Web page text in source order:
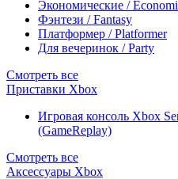
Экономические /
Фэнтези / Fantasy
Платформер / Platformer
Для вечеринок / Party
Смотреть все
Приставки Xbox
Игровая консоль Xbox
(GameReplay)
Смотреть все
Аксессуары Xbox